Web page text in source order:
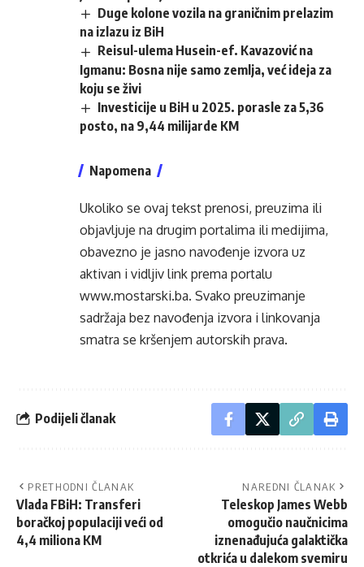
Duge kolone vozila na graničnim prelazim
na izlazu iz BiH
Reisul-ulema Husein-ef. Kavazović na
Igmanu: Bosna nije samo zemlja, već ideja za
koju se živi
Investicije u BiH u 2025. porasle za 5,36
posto, na 9,44 milijarde KM
Napomena
Ukoliko se ovaj tekst prenosi, preuzima ili
objavljuje na drugim portalima ili medijima,
obavezno je jasno navođenje izvora uz
aktivan i vidljiv link prema portalu
www.mostarski.ba. Svako preuzimanje
sadržaja bez navođenja izvora i linkovanja
smatra se kršenjem autorskih prava.
Podijeli članak
PRETHODNI ČLANAK
Vlada FBiH: Transferi
boračkoj populaciji veći od
4,4 miliona KM
NAREDNI ČLANAK
Teleskop James Webb
omogučio naučnicima
iznenađujuća galaktička
otkrića u dalekom svemiru